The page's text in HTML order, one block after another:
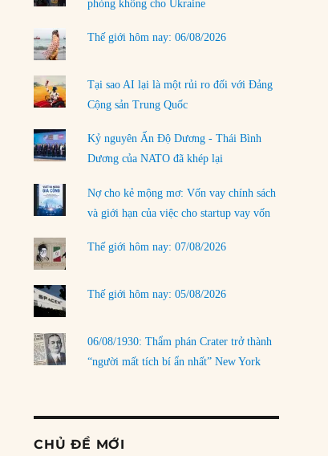
Trật tự thế giới mới: Các nước nhỏ sẽ luôn
phải chịu đựng?
30/07/2026
LOAD MORE
phòng không cho Ukraine
Thế giới hôm nay: 06/08/2026
Tại sao AI lại là một rủi ro đối với Đảng
Cộng sản Trung Quốc
Kỷ nguyên Ấn Độ Dương - Thái Bình
Dương của NATO đã khép lại
Nợ cho kẻ mộng mơ: Vốn vay chính sách
và giới hạn của việc cho startup vay vốn
Thế giới hôm nay: 07/08/2026
Thế giới hôm nay: 05/08/2026
06/08/1930: Thẩm phán Crater trở thành
“người mất tích bí ẩn nhất” New York
CHỦ ĐỀ MỚI